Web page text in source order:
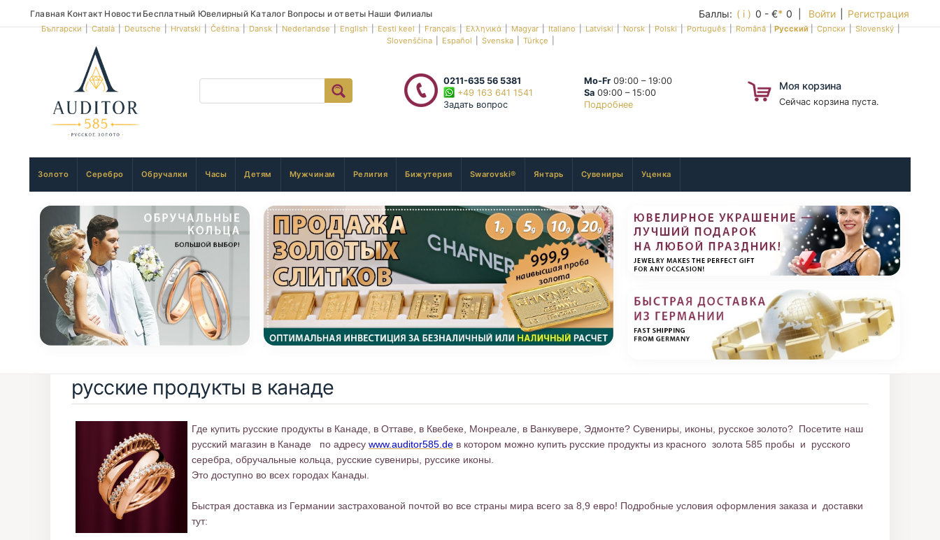
Главная Контакт Новости Бесплатный Ювелирный Каталог Вопросы и ответы Наши Филиалы Баллы: ( i ) 0 - €* 0 | Войти Регистрация
Български|Català|Deutsche|Hrvatski|Čeština|Dansk|Nederlandse|English|Eesti keel|Français|Ελληνικά|Magyar|Italiano|Latviski|Norsk|Polski|Português|Română|Русский|Српски|Slovenský|
Slovenščina
Español Svenska Türkçe
0211-635 56 5381
+49 163 641 1541
Задать вопрос
Mo-Fr09:00 – 19:00
Sa09:00 – 15:00
Подробнее
Моя корзина
Сейчас корзина пуста.
Золото Серебро Обручалки Часы Детям Мужчинам Религия Бижутерия Swarovski® Янтарь Сувениры Уценка
русские продукты в канаде
Где купить русские продукты в Канаде, в Оттаве, в Квебеке, Монреале, в Ванкувере, Эдмонте? Сувениры, иконы, русское золото? Посетите наш
русский магазин в Канаде по адресу www.auditor585.de в котором можно купить русские продукты из красного золота 585 пробы и русского
серебра, обручальные кольца, русские сувениры, руссике иконы.
Это доступно во всех городах Канады.
Быстрая доставка из Германии застрахованой почтой во все страны мира всего за 8,9 евро! Подробные условия оформления заказа и доставки
тут: